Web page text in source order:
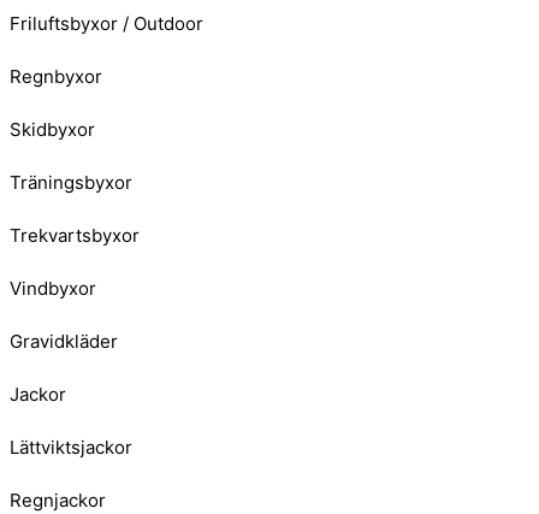
Friluftsbyxor / Outdoor
Regnbyxor
Skidbyxor
Träningsbyxor
Trekvartsbyxor
Vindbyxor
Gravidkläder
Jackor
Lättviktsjackor
Regnjackor